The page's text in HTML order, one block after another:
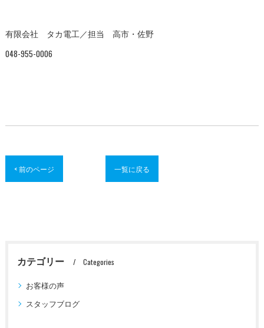
有限会社 タカ電工／担当 高市・佐野
048-955-0006
< 前のページ 一覧に戻る
カテゴリー Categories
お客様の声
スタッフブログ